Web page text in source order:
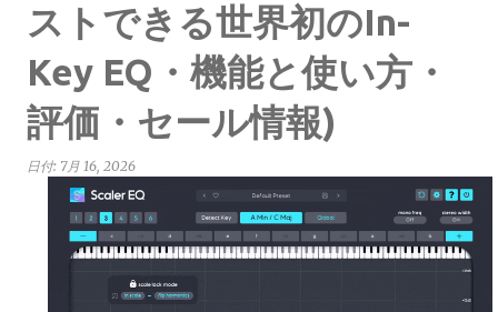
ストできる世界初のIn-
Key EQ・機能と使い方・
評価・セール情報)
日付: 7月 16, 2026